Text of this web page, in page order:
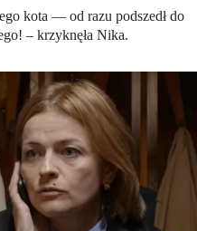
kota — od razu podszedł do
– krzyknęła Nika.